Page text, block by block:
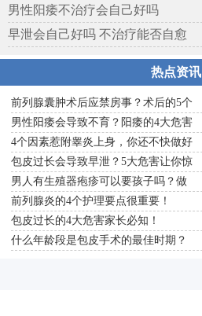
男性阳痿不治疗会自己好吗
早泄会自己好吗 不治疗能否自愈
热点资讯
前列腺囊肿术后应禁房事？术后的5个
男性阳痿会导致不育？阳痿的4大危害
4个因素惹附睾炎上身，你还不快做好
包皮过长会导致早泄？5大危害让你惊
男人有生殖器疱疹可以要孩子吗？做
前列腺炎的4个护理要点很重要！
包皮过长的4大危害家长必知！
什么年龄段是包皮手术的最佳时期？